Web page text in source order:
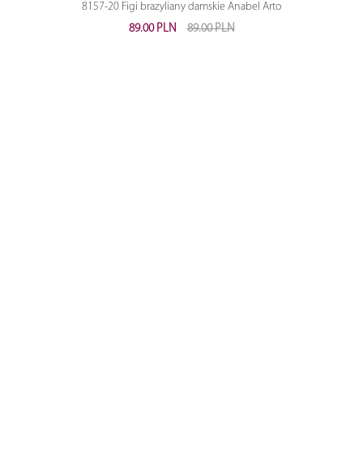
8157-20 Figi brazyliany damskie Anabel Arto
89.00 PLN
89.00 PLN